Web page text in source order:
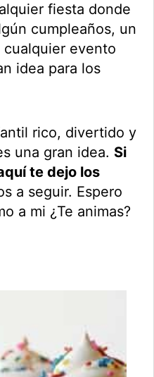
fiesta donde
cumpleaños, un
evento
idea para los
rico, divertido y
una gran idea. Si
te dejo los
a seguir. Espero
a mi ¿Te animas?